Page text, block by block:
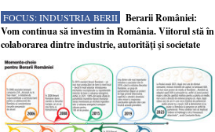
FOCUS: INDUSTRIA BERII
Berarii României:
Vom continua să investim în România. Viitorul stă în
colaborarea dintre industrie, autorităţi şi societate